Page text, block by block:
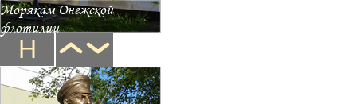
Морякам Онежской
флотилии
Н